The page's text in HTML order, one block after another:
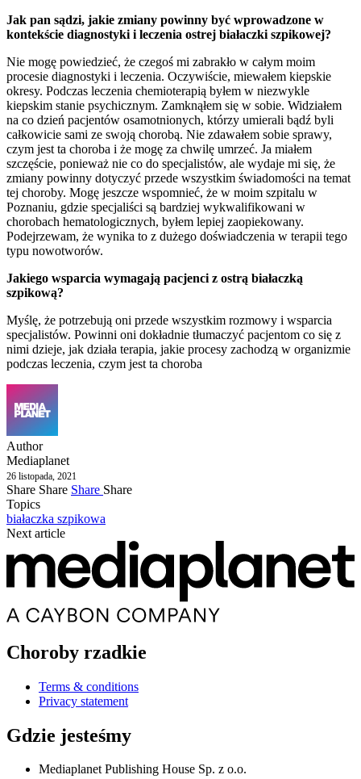
Jak pan sądzi, jakie zmiany powinny być wprowadzone w
kontekście diagnostyki i leczenia ostrej białaczki szpikowej?
Nie mogę powiedzieć, że czegoś mi zabrakło w całym moim
procesie diagnostyki i leczenia. Oczywiście, miewałem kiepskie
okresy. Podczas leczenia chemioterapią byłem w niezwykle
kiepskim stanie psychicznym. Zamknąłem się w sobie. Widziałem
na co dzień pacjentów osamotnionych, którzy umierali bądź byli
całkowicie sami ze swoją chorobą. Nie zdawałem sobie sprawy,
czym jest ta choroba i że mogę za chwilę umrzeć. Ja miałem
szczęście, ponieważ nie co do specjalistów, ale wydaje mi się, że
zmiany powinny dotyczyć przede wszystkim świadomości na temat
tej choroby. Mogę jeszcze wspomnieć, że w moim szpitalu w
Poznaniu, gdzie specjaliści są bardziej wykwalifikowani w
chorobach hematologicznych, byłem lepiej zaopiekowany.
Podejrzewam, że wynika to z dużego doświadczenia w terapii tego
typu nowotworów.
Jakiego wsparcia wymagają pacjenci z ostrą białaczką
szpikową?
Myślę, że potrzebują oni przede wszystkim rozmowy i wsparcia
specjalistów. Powinni oni dokładnie tłumaczyć pacjentom co się z
nimi dzieje, jak działa terapia, jakie procesy zachodzą w organizmie
podczas leczenia, czym jest ta choroba
Author
Mediaplanet
26 listopada, 2021
Share Share Share Share
Topics
białaczka szpikowa
Next article
Choroby rzadkie
Terms & conditions
Privacy statement
Gdzie jesteśmy
Mediaplanet Publishing House Sp. z o.o.